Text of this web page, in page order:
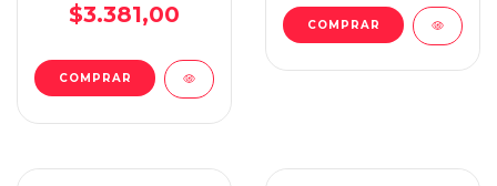
$3.381,00